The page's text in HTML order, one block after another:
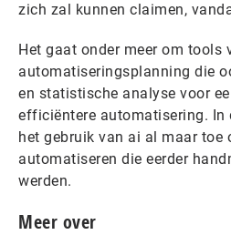
zich zal kunnen claimen,
Het gaat onder meer om tools
automatiseringsplanning die
en statistische analyse voor
efficiëntere automatisering. In
het gebruik van ai al maar toe
automatiseren die eerder
werden.
Meer over